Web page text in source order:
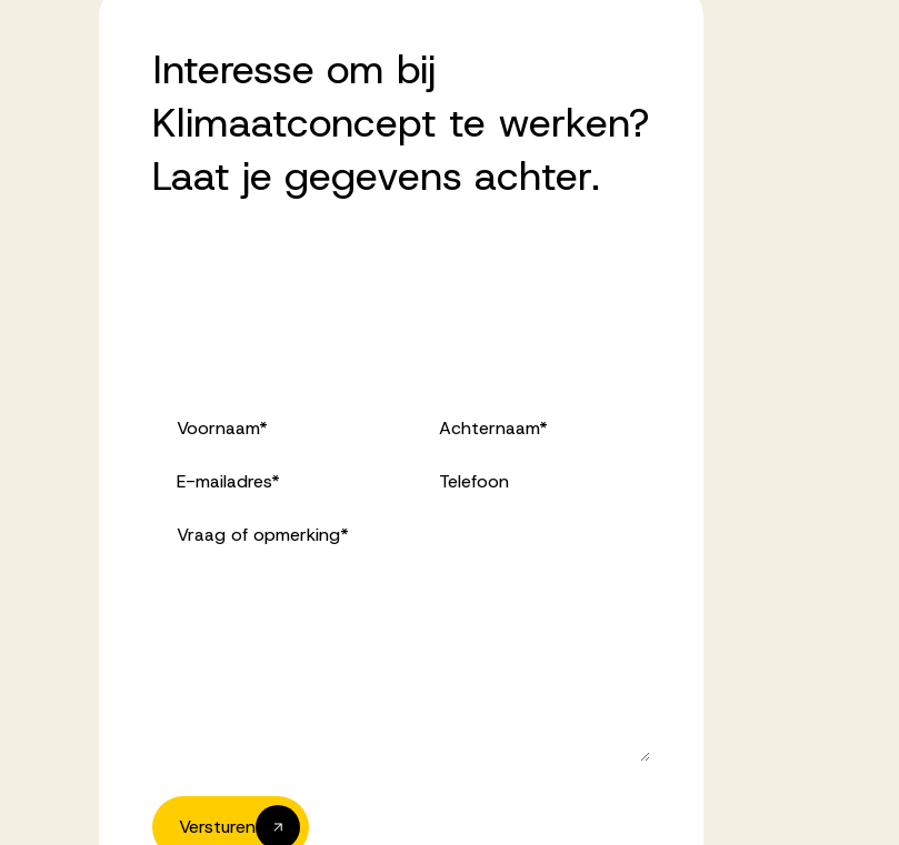
Interesse om bij
Klimaatconcept te werken?
Laat je gegevens achter.
Voornaam* Achternaam*
E-mailadres* Telefoon
Vraag of opmerking*
Versturen